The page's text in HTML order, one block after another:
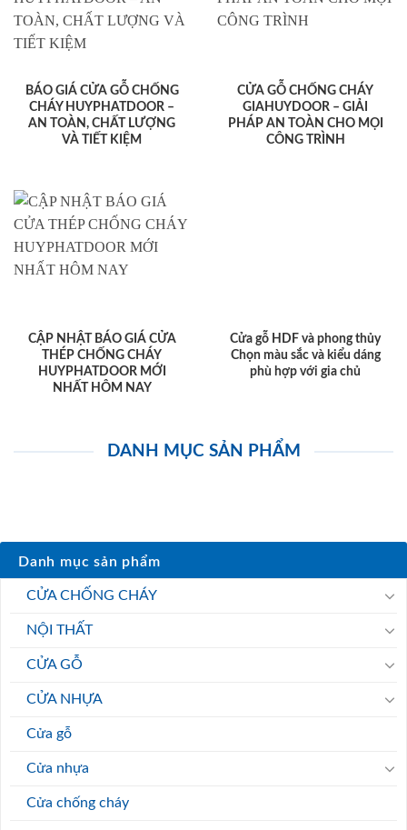
BÁO GIÁ CỬA GỖ CHỐNG
CHÁY HUYPHATDOOR –
AN TOÀN, CHẤT LƯỢNG
VÀ TIẾT KIỆM
CỬA GỖ CHỐNG CHÁY
GIAHUYDOOR – GIẢI
PHÁP AN TOÀN CHO MỌI
CÔNG TRÌNH
CẬP NHẬT BÁO GIÁ CỬA
THÉP CHỐNG CHÁY
HUYPHATDOOR MỚI
NHẤT HÔM NAY
Cửa gỗ HDF và phong thủy
Chọn màu sắc và kiểu dáng
phù hợp với gia chủ
DANH MỤC SẢN PHẨM
Danh mục sản phẩm
CỬA CHỐNG CHÁY
NỘI THẤT
CỬA GỖ
CỬA NHỰA
Cửa gỗ
Cửa nhựa
Cửa chống cháy